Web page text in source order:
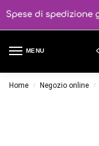
MENU
Home / Negozio online /